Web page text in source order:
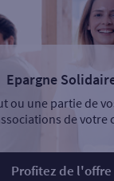
Epargne
ou une partie de
de votre
Profitez de l'offre